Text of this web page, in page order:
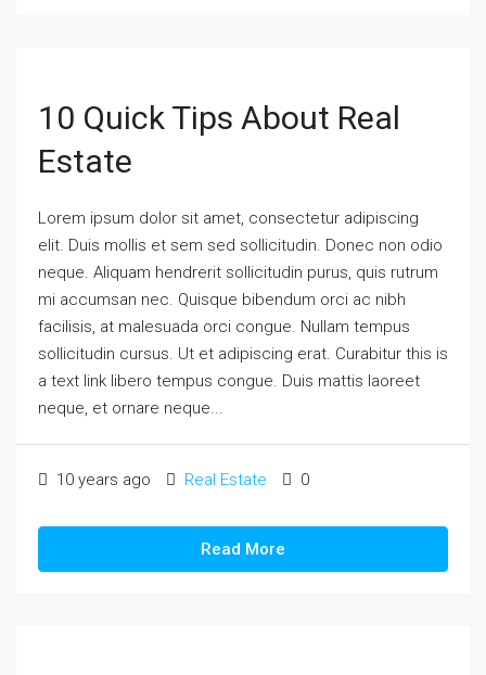
10 Quick Tips About Real
Estate
Lorem ipsum dolor sit amet, consectetur adipiscing
elit. Duis mollis et sem sed sollicitudin. Donec non odio
neque. Aliquam hendrerit sollicitudin purus, quis rutrum
mi accumsan nec. Quisque bibendum orci ac nibh
facilisis, at malesuada orci congue. Nullam tempus
sollicitudin cursus. Ut et adipiscing erat. Curabitur this is
a text link libero tempus congue. Duis mattis laoreet
neque, et ornare neque...
10 years ago Real Estate 0
Read More